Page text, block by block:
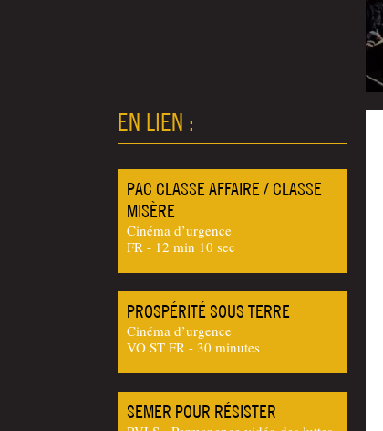
EN LIEN :
PAC CLASSE AFFAIRE / CLASSE
MISÈRE
Cinéma d’urgence
FR - 12 min 10 sec
PROSPÉRITÉ SOUS TERRE
Cinéma d’urgence
VO ST FR - 30 minutes
SEMER POUR RÉSISTER